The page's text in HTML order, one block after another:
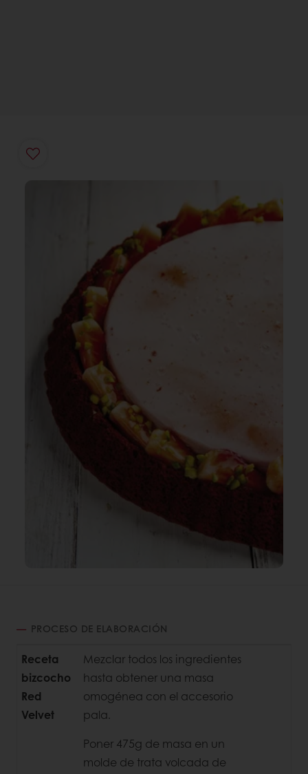
PROCESO DE ELABORACIÓN
Receta
bizcocho
Red
Velvet
Mezclar todos los ingredientes
hasta obtener una masa
omogénea con el accesorio
pala.
Poner 475g de masa en un
molde de trata volcada de